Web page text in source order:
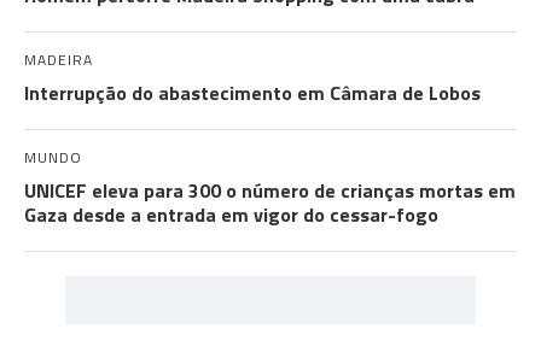
MADEIRA
Interrupção do abastecimento em Câmara de Lobos
MUNDO
UNICEF eleva para 300 o número de crianças mortas em
Gaza desde a entrada em vigor do cessar-fogo